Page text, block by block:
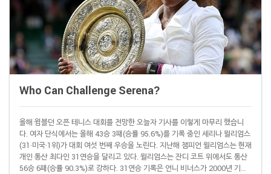
Who Can Challenge Serena?
올해 윔블던 오픈 테니스 대회를 전망한 오늘자 기사를 이렇게 마무리 했습니
다. 여자 단식에서는 올해 43승 3패(승률 95.6%)를 기록 중인 세리나 윌리엄스
(31·미국·1위)가 대회 여섯 번째 우승을 노린다. 지난해 챔피언 윌리엄스는 현재
개인 통산 최다인 31연승을 달리고 있다. 윌리엄스는 잔디 코트 위에서도 통산
56승 6패(승률 90.3%)로 강하다. 31연승 기록은 언니 비너스가 2000년 기록